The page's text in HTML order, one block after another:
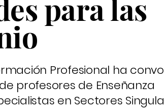
para las
Profesional ha
profesores de Enseñanza
en Sectores